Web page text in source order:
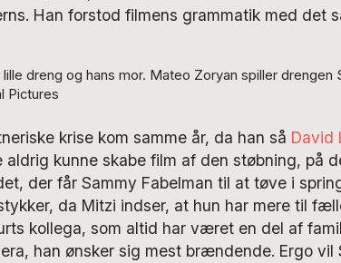
Han forstod filmens grammatik med det
lille dreng og hans mor. Mateo Zoryan spiller drengen
Pictures
krise kom samme år, da han så David
aldrig kunne skabe film af den støbning, på
der får Sammy Fabelman til at tøve i
da Mitzi indser, at hun har mere til
kollega, som altid har været en del af
han ønsker sig mest brændende. Ergo vil